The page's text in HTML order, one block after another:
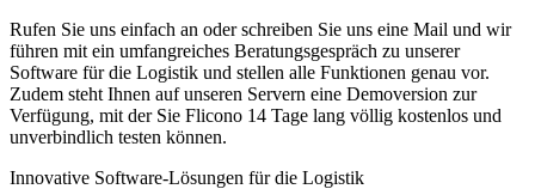
Rufen Sie uns einfach an oder schreiben Sie uns eine Mail und wir
führen mit ein umfangreiches Beratungsgespräch zu unserer
Software für die Logistik und stellen alle Funktionen genau vor.
Zudem steht Ihnen auf unseren Servern eine Demoversion zur
Verfügung, mit der Sie Flicono 14 Tage lang völlig kostenlos und
unverbindlich testen können.
Innovative Software-Lösungen für die Logistik